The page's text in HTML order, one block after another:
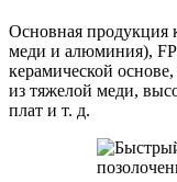
Основная продукция
меди и алюминия),
керамической
из тяжелой меди,
плат и т. д.